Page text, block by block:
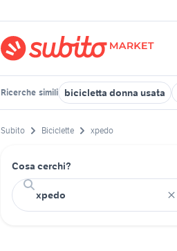
Ricerche simili bicicletta donna usata
Subito Biciclette xpedo
Cosa cerchi?